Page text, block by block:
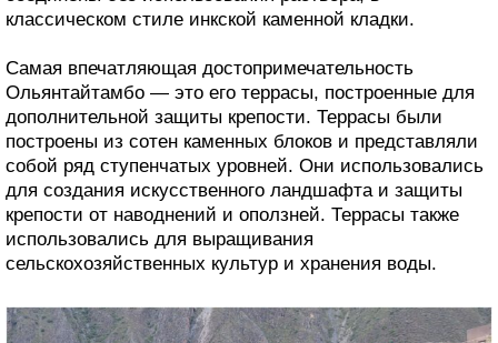
классическом стиле инкской каменной кладки.
Самая впечатляющая достопримечательность
Ольянтайтамбо — это его террасы, построенные для
дополнительной защиты крепости. Террасы были
построены из сотен каменных блоков и представляли
собой ряд ступенчатых уровней. Они использовались
для создания искусственного ландшафта и защиты
крепости от наводнений и оползней. Террасы также
использовались для выращивания
сельскохозяйственных культур и хранения воды.